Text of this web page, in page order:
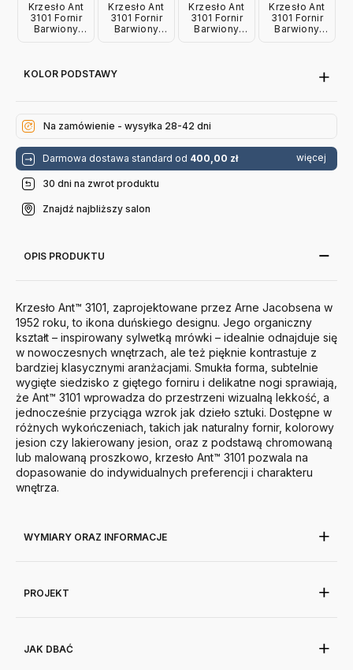
Krzesło Ant
3101 Fornir
Barwiony
Krzesło Ant
3101 Fornir
Barwiony
Krzesło Ant
3101 Fornir
Barwiony
Krzesło Ant
3101 Fornir
Barwiony
KOLOR PODSTAWY
Na zamówienie - wysyłka 28-42 dni
Darmowa dostawa standard od 400,00 zł więcej
30 dni na zwrot produktu
Znajdź najbliższy salon
OPIS PRODUKTU
Krzesło Ant™ 3101, zaprojektowane przez Arne Jacobsena w
1952 roku, to ikona duńskiego designu. Jego organiczny
kształt – inspirowany sylwetką mrówki – idealnie odnajduje się
w nowoczesnych wnętrzach, ale też pięknie kontrastuje z
bardziej klasycznymi aranżacjami. Smukła forma, subtelnie
wygięte siedzisko z giętego forniru i delikatne nogi sprawiają,
że Ant™ 3101 wprowadza do przestrzeni wizualną lekkość, a
jednocześnie przyciąga wzrok jak dzieło sztuki. Dostępne w
różnych wykończeniach, takich jak naturalny fornir, kolorowy
jesion czy lakierowany jesion, oraz z podstawą chromowaną
lub malowaną proszkowo, krzesło Ant™ 3101 pozwala na
dopasowanie do indywidualnych preferencji i charakteru
wnętrza.
WYMIARY ORAZ INFORMACJE
PROJEKT
JAK DBAĆ